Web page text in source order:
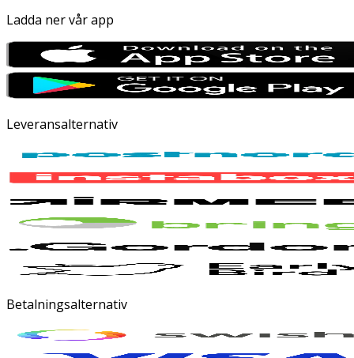
Ladda ner vår app
Leveransalternativ
Betalningsalternativ